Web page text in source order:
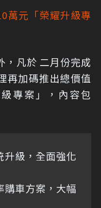
元「榮耀升級專
，凡於 二月份完成
再加碼推出總價值
專案」，內容包
升級，全面強化
車方案，大幅